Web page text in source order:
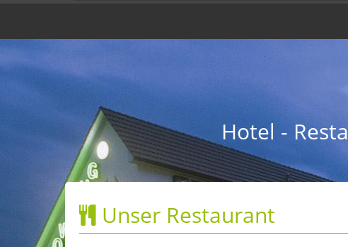
Hotel -
Unser Restaurant